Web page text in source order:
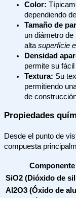
Color:
dependiendo
Tamaño de
un diámetro de
altasuperficie
Densidad
permite su
Textura: Su
permitiendo
de
Propiedades
Desde el punto de
compuesta
Componente
SiO2 (Dióxido de
Al2O3 (Óxido de